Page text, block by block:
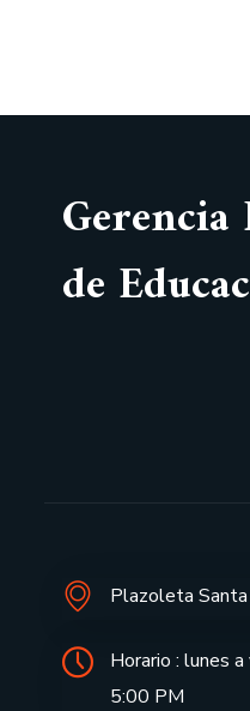
Gerencia
de
Plazoleta
Horario : lunes
5:00 PM